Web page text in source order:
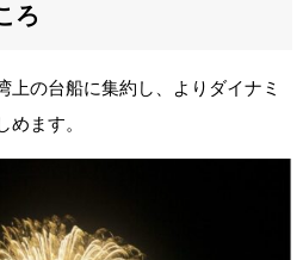
ろ
上の台船に集約し、よりダイナミ
めます。